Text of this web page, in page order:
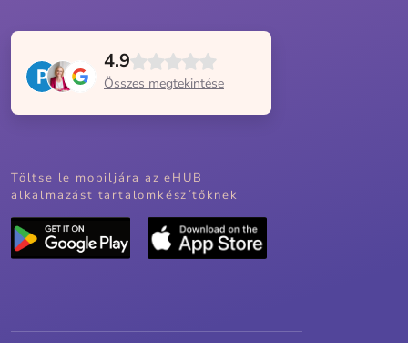
4.9
Összes megtekintése
Töltse le mobiljára az eHUB
alkalmazást tartalomkészítőknek